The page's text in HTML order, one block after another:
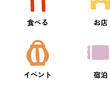
食べる お店
イベント 宿泊